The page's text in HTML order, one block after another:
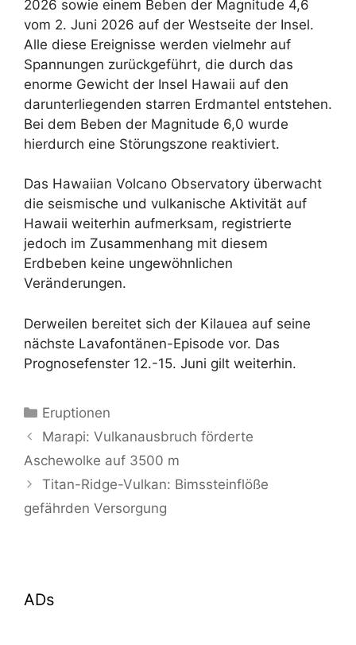
2026 sowie einem Beben der Magnitude 4,6
vom 2. Juni 2026 auf der Westseite der Insel.
Alle diese Ereignisse werden vielmehr auf
Spannungen zurückgeführt, die durch das
enorme Gewicht der Insel Hawaii auf den
darunterliegenden starren Erdmantel entstehen.
Bei dem Beben der Magnitude 6,0 wurde
hierdurch eine Störungszone reaktiviert.
Das Hawaiian Volcano Observatory überwacht
die seismische und vulkanische Aktivität auf
Hawaii weiterhin aufmerksam, registrierte
jedoch im Zusammenhang mit diesem
Erdbeben keine ungewöhnlichen
Veränderungen.
Derweilen bereitet sich der Kilauea auf seine
nächste Lavafontänen-Episode vor. Das
Prognosefenster 12.-15. Juni gilt weiterhin.
Kategorien
Eruptionen
Marapi: Vulkanausbruch förderte
Aschewolke auf 3500 m
Titan-Ridge-Vulkan: Bimssteinflöße
gefährden Versorgung
ADs